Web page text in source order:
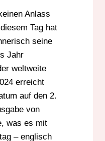
Anlass
Tag hat
seine
Jahr
weltweite
erreicht
auf den 2.
von
was es mit
– englisch